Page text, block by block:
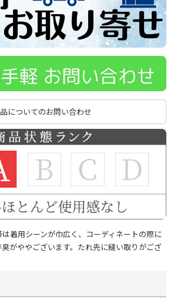
についてのお問い合わせ
着用シーンが巾広く、コーディネートの際に
がややございます。たれ先に縫い取りがござ